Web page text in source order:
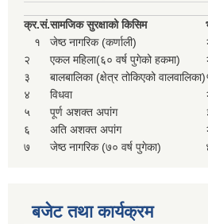
क्र.सं.सामजिक सुरक्षाको किसिम
१
जेष्ठ नागरिक (कर्णाली)
२
एकल महिला(६० वर्ष पुगेको हकमा)
३
बालबालिका (क्षेत्र तोकिएको वालवालिका)
४
विधवा
५
पूर्ण अशक्त अपांग
६
अति अशक्त अपांग
७
जेष्ठ नागरिक (७० वर्ष पुगेका)
बजेट तथा कार्यक्रम